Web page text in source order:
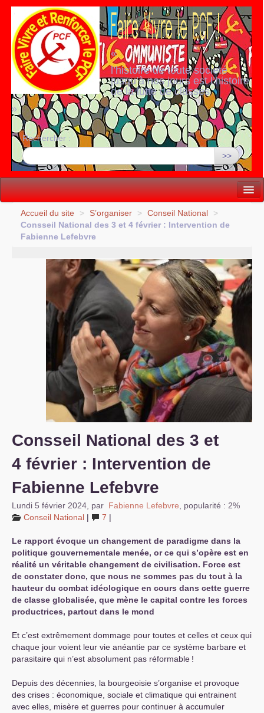
«
l’histoire de toute société
jusqu’à nos jours est l’histoire
de la lutte de classes
»
Rechercher :
>>
Vie politique
Lutter, Unir...
S’organiser
Comprendre...
Accueil du site > S’organiser > Conseil National
>
Consseil National des 3 et 4 février : Intervention de
Fabienne Lefebvre
Consseil National des 3 et
4 février : Intervention de
Fabienne Lefebvre
Lundi 5 février 2024 par Fabienne Lefebvre
popularité : 2%
Conseil National | 7 |
Le rapport évoque un changement de paradigme dans la
politique gouvernementale menée, or ce qui s’opère est en
réalité un véritable changement de civilisation. Force est
de constater donc, que nous ne sommes pas du tout à la
hauteur du combat idéologique en cours dans cette guerre
de classe globalisée, que mène le capital contre les forces
productrices, partout dans le mond
Et c’est extrêmement dommage pour toutes et celles et ceux qui
chaque jour voient leur vie anéantie par ce système barbare et
parasitaire qui n’est absolument pas réformable !
Depuis des décennies, la bourgeoisie s’organise et provoque
des crises : économique, sociale et climatique qui entrainent
avec elles, misère et guerres pour continuer à accumuler